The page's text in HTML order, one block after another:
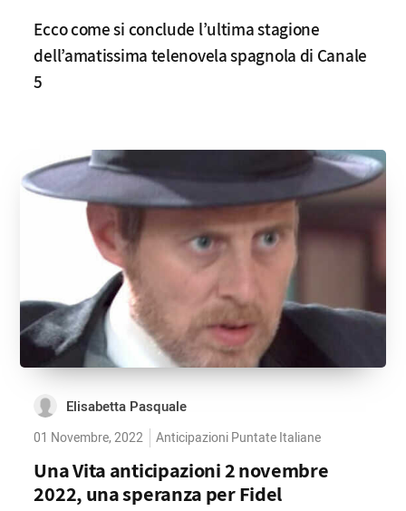
Ecco come si conclude l’ultima stagione
dell’amatissima telenovela spagnola di Canale
5
Elisabetta Pasquale
01 Novembre, 2022 Anticipazioni Puntate Italiane
Una Vita anticipazioni 2 novembre
2022, una speranza per Fidel